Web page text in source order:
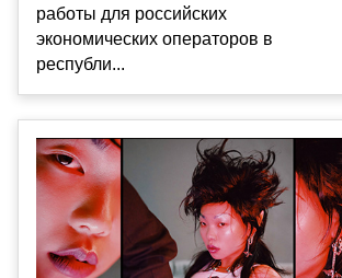
работы для российских
экономических операторов в
республи...